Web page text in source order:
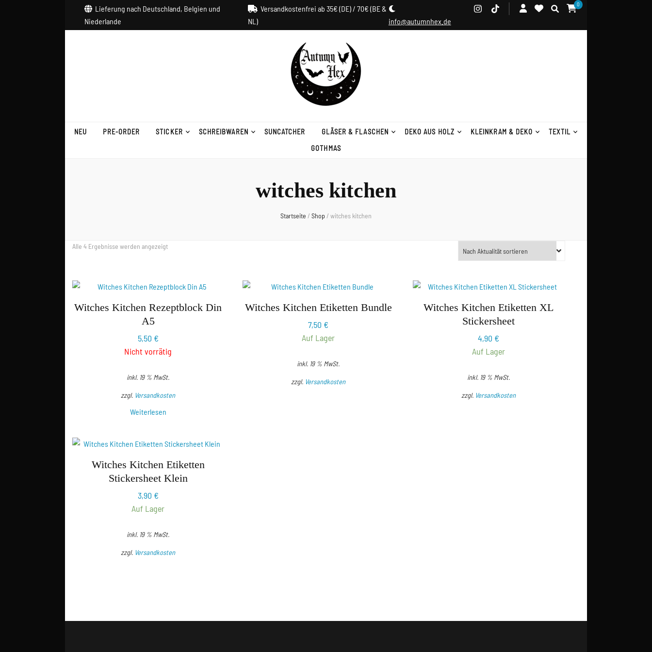
Lieferung nach Deutschland, Belgien und
Niederlande
Versandkostenfrei ab 35€ (DE) / 70€ (BE &
NL)
info@autumnhex.de
0
NEU PRE-ORDER STICKER SCHREIBWAREN SUNCATCHER GLÄSER & FLASCHEN DEKO AUS HOLZ KLEINKRAM & DEKO
TEXTIL
GOTHMAS
witches kitchen
Startseite / Shop / witches kitchen
Alle 4 Ergebnisse werden angezeigtNach
Witches Kitchen Rezeptblock Din
A5
5,50 €
Nicht vorrätig
inkl. 19 % MwSt.
zzgl. Versandkosten
Weiterlesen
Witches Kitchen Etiketten Bundle
7,50 €
Auf Lager
inkl. 19 % MwSt.
zzgl. Versandkosten
Witches Kitchen Etiketten XL
Stickersheet
4,90 €
Auf Lager
inkl. 19 % MwSt.
zzgl. Versandkosten
Witches Kitchen Etiketten
Stickersheet Klein
3,90 €
Auf Lager
inkl. 19 % MwSt.
zzgl. Versandkosten